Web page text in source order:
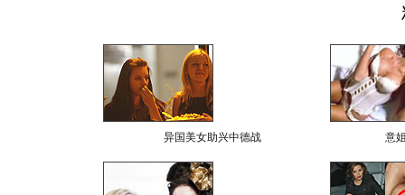
异国美女助兴中德战 意